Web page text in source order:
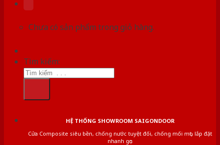
Chưa có sản phẩm trong giỏ hàng.
Tìm kiếm:
HỆ THỐNG SHOWROOM SAIGONDOOR
Cửa Composite siêu bền, chống nước tuyệt đối, chống mối mọt, lắp đặt
nhanh gọn